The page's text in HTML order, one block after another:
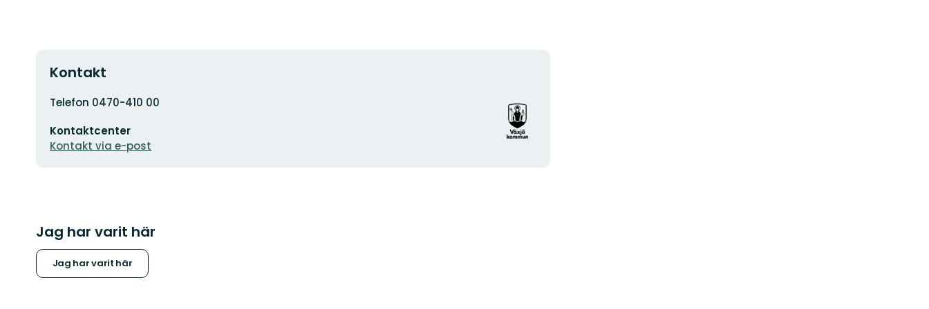
Kontakt
Adress
Telefon 0470-410 00
postadress
Kontaktcenter
Kontakt via e-post
Organisationens
logotyp
Jag har varit här
Jag har varit här